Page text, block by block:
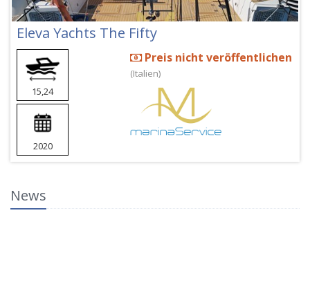
Eleva Yachts The Fifty
15,24
2020
Preis nicht veröffentlichen
(Italien)
News